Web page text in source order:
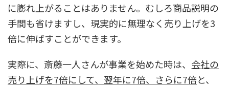
に膨れ上がることはありません。むしろ商品説明の
手間も省けますし、現実的に無理なく売り上げを3
倍に伸ばすことができます。
実際に、斎藤一人さんが事業を始めた時は、 会社の
売り上げを7倍にして、翌年に7倍、さらに7倍と、